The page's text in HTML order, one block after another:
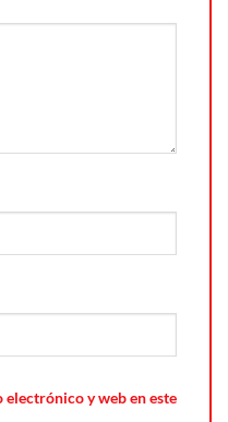
y web en este